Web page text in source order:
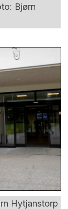
Bjørn
Hytjanstorp